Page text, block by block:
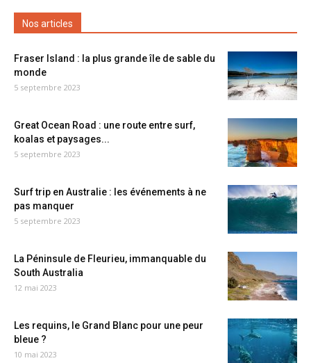
Nos articles
Fraser Island : la plus grande île de sable du
monde
5 septembre 2023
Great Ocean Road : une route entre surf,
koalas et paysages...
5 septembre 2023
Surf trip en Australie : les événements à ne
pas manquer
5 septembre 2023
La Péninsule de Fleurieu, immanquable du
South Australia
12 mai 2023
Les requins, le Grand Blanc pour une peur
bleue ?
10 mai 2023